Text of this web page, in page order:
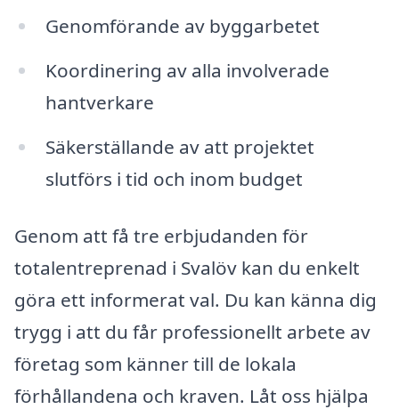
Genomförande av byggarbetet
Koordinering av alla involverade
hantverkare
Säkerställande av att projektet
slutförs i tid och inom budget
Genom att få tre erbjudanden för
totalentreprenad i Svalöv kan du enkelt
göra ett informerat val. Du kan känna dig
trygg i att du får professionellt arbete av
företag som känner till de lokala
förhållandena och kraven. Låt oss hjälpa